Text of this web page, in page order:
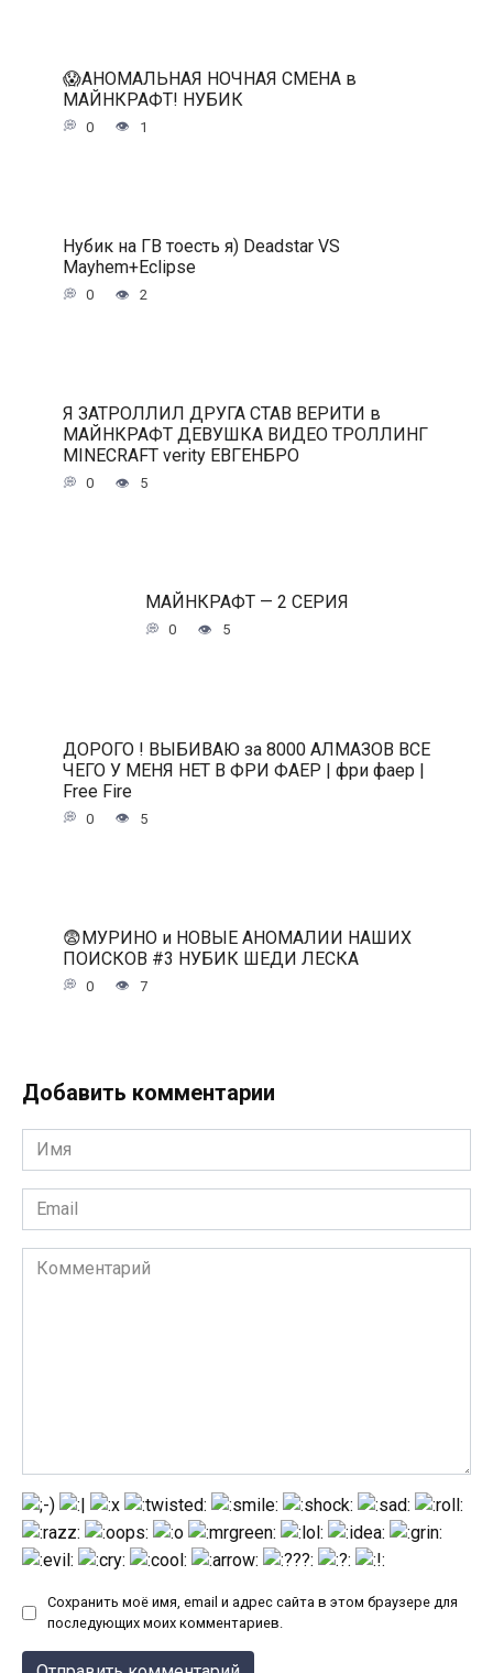
😱АНОМАЛЬНАЯ НОЧНАЯ СМЕНА в
МАЙНКРАФТ! НУБИК
0 1
Нубик на ГВ тоесть я) Deadstar VS
Mayhem+Eclipse
0 2
Я ЗАТРОЛЛИЛ ДРУГА СТАВ ВЕРИТИ в
МАЙНКРАФТ ДЕВУШКА ВИДЕО ТРОЛЛИНГ
MINECRAFT verity ЕВГЕНБРО
0 5
МАЙНКРАФТ — 2 СЕРИЯ
0 5
ДОРОГО ! ВЫБИВАЮ за 8000 АЛМАЗОВ ВСЕ
ЧЕГО У МЕНЯ НЕТ В ФРИ ФАЕР | фри фаер |
Free Fire
0 5
😨МУРИНО и НОВЫЕ АНОМАЛИИ НАШИХ
ПОИСКОВ #3 НУБИК ШЕДИ ЛЕСКА
0 7
Добавить комментарии
Имя
*
Email
*
Комментарий
Сохранить моё имя, email и адрес сайта в этом браузере для
последующих моих комментариев.